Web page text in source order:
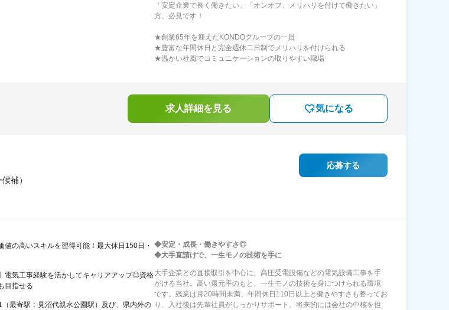
「安定企業で長く働きたい」「オンオフ、メリハリを付けて働きたい」
方、必見です！
★創業65年を迎えたKONDOグループの一員
★豊富な年間休日と完全週休二日制でメリハリを付けられる
★温かい社風でコミュニケーションの取りやすい職場
求人詳細を見る 気になる
補）
応募する
値の高いスキルを習得可能！最大休日150日・
電気工事経験を活かしてキャリアアップ◎資格
目指せる
最寄駅：見沼代親水公園駅）及び、県内外の
◆安定・成長・働きやすさ◎
◆大手直請けで、一生モノの技術を手に
大手企業との直接取引を中心に、高圧受電設備などの電気設備工事を手
がける当社。高い還元率のもと、一生モノの技術を身につけられる環境
です。残業は月20時間未満、年間休日110日以上と働きやすさも整ってお
り、入社後は先輩社員がしっかりサポート。将来的には会社の中核を担